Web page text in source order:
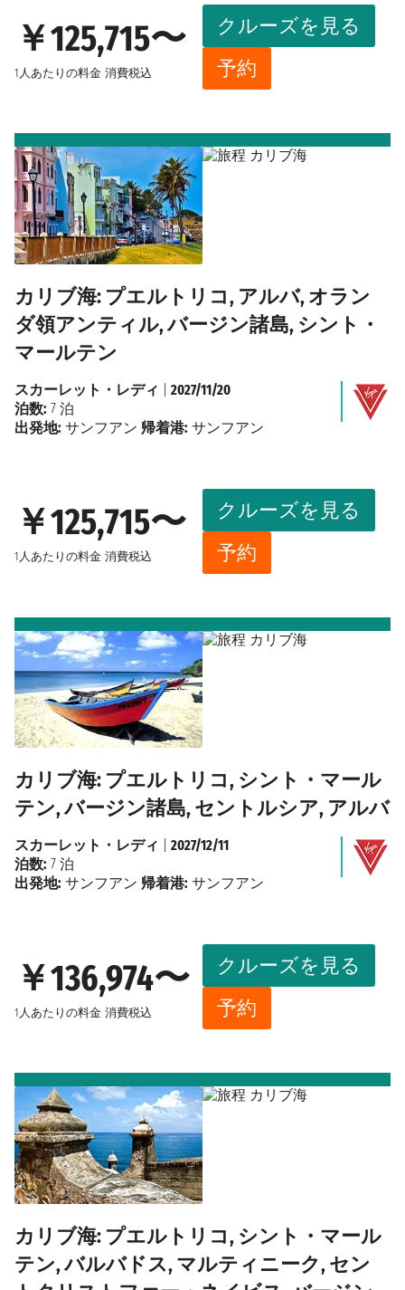
￥125,715〜
1人あたりの料金 消費税込
クルーズを見る
予約
カリブ海: プエルトリコ, アルバ, オラン
ダ領アンティル, バージン諸島, シント・
マールテン
￥125,715〜
1人あたりの料金 消費税込
クルーズを見る
予約
スカーレット・レディ
2027/11/20
泊数: 7 泊
出発地: サンフアン 帰着港: サンフアン
カリブ海: プエルトリコ, シント・マール
テン, バージン諸島, セントルシア, アルバ
￥136,974〜
1人あたりの料金 消費税込
クルーズを見る
予約
スカーレット・レディ
2027/12/11
泊数: 7 泊
出発地: サンフアン 帰着港: サンフアン
カリブ海: プエルトリコ, シント・マール
テン, バルバドス, マルティニーク, セン